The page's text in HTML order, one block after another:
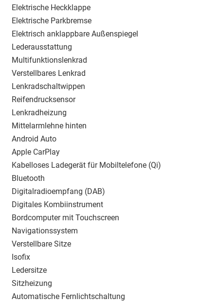
Elektrische Heckklappe
Elektrische Parkbremse
Elektrisch anklappbare Außenspiegel
Lederausstattung
Multifunktionslenkrad
Verstellbares Lenkrad
Lenkradschaltwippen
Reifendrucksensor
Lenkradheizung
Mittelarmlehne hinten
Android Auto
Apple CarPlay
Kabelloses Ladegerät für Mobiltelefone (Qi)
Bluetooth
Digitalradioempfang (DAB)
Digitales Kombiinstrument
Bordcomputer mit Touchscreen
Navigationssystem
Verstellbare Sitze
Isofix
Ledersitze
Sitzheizung
Automatische Fernlichtschaltung